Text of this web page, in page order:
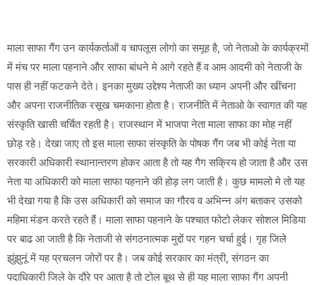
माला साफा गैंग उन कार्यकर्ताओं व चापलूस लोगो का समूह है, जो नेताओ के कार्यक्रमों
में मंच पर माला पहनाने और साफा बांधने मे आगे रहते हैं व आम आदमी को नेताजी के
पास ही नहीं फटकने देते। इनका मुख्य उद्देश्य नेताजी का ध्यान अपनी और खींचना
और अपना राजनीतिक रसूख चमकाना होता है। राजनीति में नेताओ के स्वागत की यह
संस्कृति खासी चर्चित रहती है। राजस्थान में भाजपा नेता माला साफा का मोह नहीं
छोड़ रहे। देखा जाए तो इस माला साफा संस्कृति के पोषक गैंग जब भी कोई नेता या
सरकारी अधिकारी स्थानान्तरण होकर आता है तो यह गैग सक्रिय हो जाता है और उस
नेता या अधिकारी को माला साफा पहनाने की होड़ लग जाती है। कुछ मामलो मे तो यह
भी देखा गया है कि उस अधिकारी को समाज का गौरव व अभिन्न अंग बताकर उसको
महिमा मंडन करते रहते हैं। माला साफा पहनाने के पश्चात फोटो लेकर सोशल मिडिया
पर बाढ आ जाती है कि नेताजी से संगठनात्मक मुद्दों पर गहन चर्चा हुई। गृह जिले
झुंझुनूं में यह प्रचलन जोरों पर है। जब कोई सरकार का मंत्री, संगठन का
पदाधिकारी जिले के दौरे पर आता है तो टोल बूथ से ही यह माला साफा गैंग अपनी